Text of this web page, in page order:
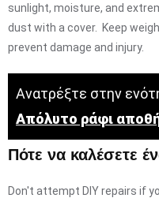
sunlight, moisture, and
dust with a cover. Keep
prevent damage and injury.
Ανατρέξτε στην
Απόλυτο ράφι
Πότε να καλέσετε
Don't attempt DIY repairs if